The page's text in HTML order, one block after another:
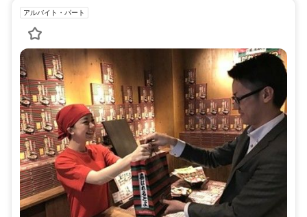
アルバイト・パート